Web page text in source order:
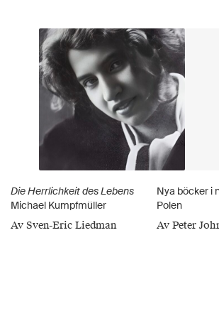
Die Herrlichkeit des Lebens
Michael Kumpfmüller
Av Sven-Eric Liedman
Nya böcker i
Polen
Av Peter